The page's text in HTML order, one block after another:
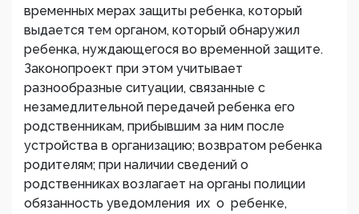
временных мерах защиты ребенка, который
выдается тем органом, который обнаружил
ребенка, нуждающегося во временной защите.
Законопроект при этом учитывает
разнообразные ситуации, связанные с
незамедлительной передачей ребенка его
родственникам, прибывшим за ним после
устройства в организацию; возвратом ребенка
родителям; при наличии сведений о
родственниках возлагает на органы полиции
обязанность уведомления их о ребенке,